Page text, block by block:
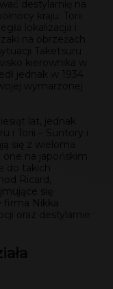
jednak w 1934
wymarzonej
lat, jednak
i Torii – Suntory i
się z wieloma
na japońskim
do takich
Ricard,
się
firma Nikka
oraz destylarnie